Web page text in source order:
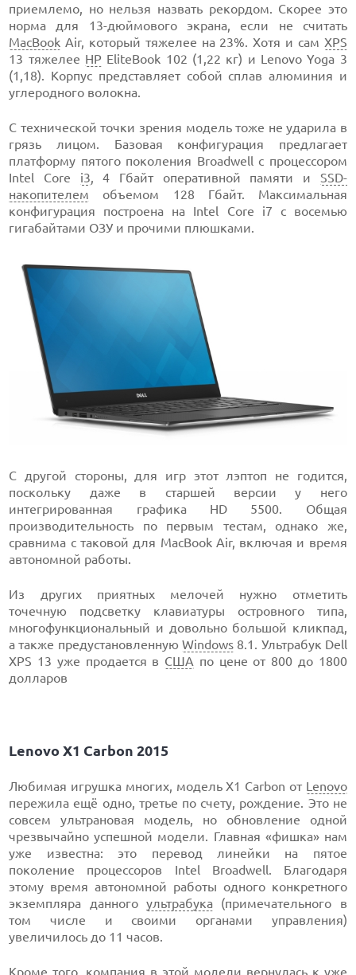
приемлемо, но нельзя назвать рекордом. Скорее это
норма для 13-дюймового экрана, если не считать
MacBook Air, который тяжелее на 23%. Хотя и сам XPS
13 тяжелее HP EliteBook 102 (1,22 кг) и Lenovo Yoga 3
(1,18). Корпус представляет собой сплав алюминия и
углеродного волокна.
С технической точки зрения модель тоже не ударила в
грязь лицом. Базовая конфигурация предлагает
платформу пятого поколения Broadwell с процессором
Intel Core i3, 4 Гбайт оперативной памяти и SSD-
накопителем объемом 128 Гбайт. Максимальная
конфигурация построена на Intel Core i7 с восемью
гигабайтами ОЗУ и прочими плюшками.
С другой стороны, для игр этот лэптоп не годится,
поскольку даже в старшей версии у него
интегрированная графика HD 5500. Общая
производительность по первым тестам, однако же,
сравнима с таковой для MacBook Air, включая и время
автономной работы.
Из других приятных мелочей нужно отметить
точечную подсветку клавиатуры островного типа,
многофункциональный и довольно большой кликпад,
а также предустановленную Windows 8.1. Ультрабук Dell
XPS 13 уже продается в США по цене от 800 до 1800
долларов
Lenovo X1 Carbon 2015
Любимая игрушка многих, модель X1 Carbon от Lenovo
пережила ещё одно, третье по счету, рождение. Это не
совсем ультрановая модель, но обновление одной
чрезвычайно успешной модели. Главная «фишка» нам
уже известна: это перевод линейки на пятое
поколение процессоров Intel Broadwell. Благодаря
этому время автономной работы одного конкретного
экземпляра данного ультрабука (примечательного в
том числе и своими органами управления)
увеличилось до 11 часов.
Кроме того, компания в этой модели вернулась к уже